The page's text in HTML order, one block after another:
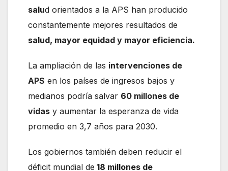
salud orientados a la APS han producido
constantemente mejores resultados de
salud, mayor equidad y mayor eficiencia.
La ampliación de las intervenciones de
APS en los países de ingresos bajos y
medianos podría salvar 60 millones de
vidas y aumentar la esperanza de vida
promedio en 3,7 años para 2030.
Los gobiernos también deben reducir el
déficit mundial de 18 millones de